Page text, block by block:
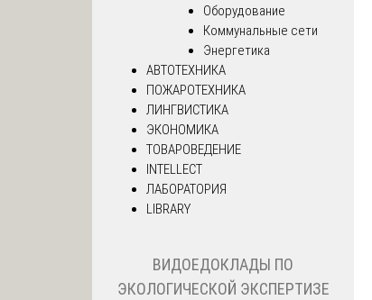
Оборудование
Коммунальные сети
Энергетика
АВТОТЕХНИКА
ПОЖАРОТЕХНИКА
ЛИНГВИСТИКА
ЭКОНОМИКА
ТОВАРОВЕДЕНИЕ
INTELLECT
ЛАБОРАТОРИЯ
LIBRARY
ВИДОЕДОКЛАДЫ ПО
ЭКОЛОГИЧЕСКОЙ ЭКСПЕРТИЗЕ